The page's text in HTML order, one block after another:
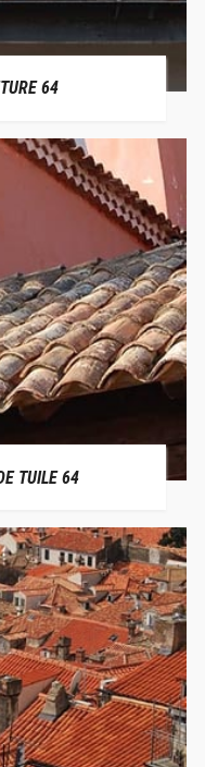
64
TUILE 64